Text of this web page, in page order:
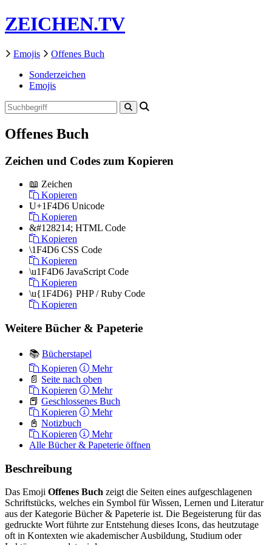
ZEICHEN.TV
Emojis
Offenes Buch
Sonderzeichen
Emojis
Offenes Buch
Zeichen und Codes zum Kopieren
📖 Zeichen
Kopieren
U+1F4D6 Unicode
Kopieren
&#128214; HTML Code
Kopieren
\1F4D6 CSS Code
Kopieren
\u1F4D6 JavaScript Code
Kopieren
\u{1F4D6} PHP / Ruby Code
Kopieren
Weitere Bücher & Papeterie
📚 Bücherstapel
Kopieren
Mehr
📄 Seite nach oben
Kopieren
Mehr
📕 Geschlossenes Buch
Kopieren
Mehr
📓 Notizbuch
Kopieren
Mehr
Alle Bücher & Papeterie öffnen
Beschreibung
Das Emoji Offenes Buch zeigt die Seiten eines aufgeschlagenen
Schriftstücks, welches ein Symbol für Wissen, Lernen und Literatur
aus der Kategorie Bücher & Papeterie ist. Die Begeisterung für das
gedruckte Wort führte zur Entstehung dieses Icons, das heutzutage
oft in Kontexten wie akademischer Ausbildung, Studium oder